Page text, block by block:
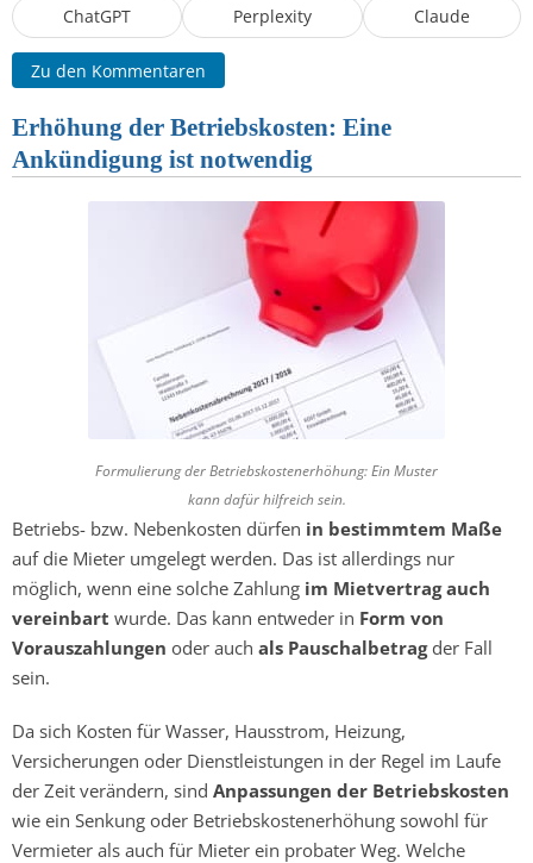
ChatGPT
Perplexity Claude
Zu den Kommentaren
Erhöhung der Betriebskosten: Eine
Ankündigung ist notwendig
Formulierung der Betriebskostenerhöhung: Ein Muster
kann dafür hilfreich sein.
Betriebs- bzw. Nebenkosten dürfen in bestimmtem Maße
auf die Mieter umgelegt werden. Das ist allerdings nur
möglich, wenn eine solche Zahlung im Mietvertrag auch
vereinbart wurde. Das kann entweder in Form von
Vorauszahlungen oder auch als Pauschalbetragder Fall
sein.
Da sich Kosten für Wasser, Hausstrom, Heizung,
Versicherungen oder Dienstleistungen in der Regel im Laufe
der Zeit verändern, sind Anpassungen der Betriebskosten
wie ein Senkung oder Betriebskostenerhöhung sowohl für
Vermieter als auch für Mieter ein probater Weg. Welche